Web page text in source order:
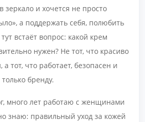
зеркало и хочется не просто
а поддержать себя, полюбить
встаёт вопрос: какой крем
нужен? Не тот, что красиво
тот, что работает, безопасен и
бренду.
много лет работаю с женщинами
знаю: правильный уход за кожей